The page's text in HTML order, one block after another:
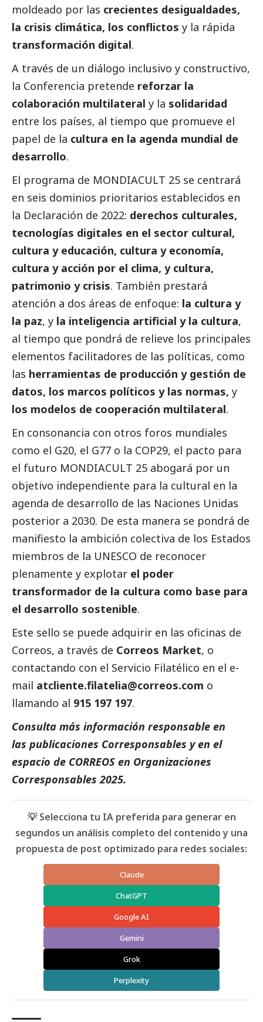
moldeado por las crecientes desigualdades,
la crisis climática, los conflictos y la rápida
transformación digital.
A través de un diálogo inclusivo y constructivo,
la Conferencia pretende reforzar la
colaboración multilateral y la solidaridad
entre los países, al tiempo que promueve el
papel de la cultura en la agenda mundial de
desarrollo.
El programa de MONDIACULT 25 se centrará
en seis dominios prioritarios establecidos en
la Declaración de 2022: derechos culturales,
tecnologías digitales en el sector cultural,
cultura y educación, cultura y economía,
cultura y acción por el clima, y cultura,
patrimonio y crisis. También prestará
atención a dos áreas de enfoque: la cultura y
la paz, y la inteligencia artificial y la cultura,
al tiempo que pondrá de relieve los principales
elementos facilitadores de las políticas, como
las herramientas de producción y gestión de
datos, los marcos políticos y las normas, y
los modelos de cooperación multilateral.
En consonancia con otros foros mundiales
como el G20, el G77 o la COP29, el pacto para
el futuro MONDIACULT 25 abogará por un
objetivo independiente para la cultural en la
agenda de desarrollo de las Naciones Unidas
posterior a 2030. De esta manera se pondrá de
manifiesto la ambición colectiva de los Estados
miembros de la UNESCO de reconocer
plenamente y explotar el poder
transformador de la cultura como base para
el desarrollo sostenible.
Este sello se puede adquirir en las oficinas de
Correos, a través de Correos Market, o
contactando con el Servicio Filatélico en el e-
mail atcliente.filatelia@correos.com o
llamando al 915 197 197.
Consulta más información responsable en
las publicaciones Corresponsables y en el
espacio de CORREOS en Organizaciones
Corresponsables 2025.
💡 Selecciona tu IA preferida para generar en
segundos un análisis completo del contenido y una
propuesta de post optimizado para redes sociales:
Claude
ChatGPT
Google AI
Gemini
Grok
Perplexity